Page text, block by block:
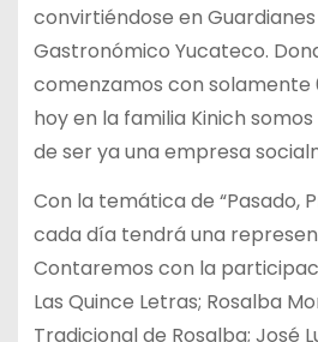
convirtiéndose en
Gastronómico Yucateco.
comenzamos con
hoy en la familia Kinich
de ser ya una empresa
Con la temática de “Pasado,
cada día tendrá una
Contaremos con la
Las Quince Letras; Rosalba
Tradicional de Rosalba; José